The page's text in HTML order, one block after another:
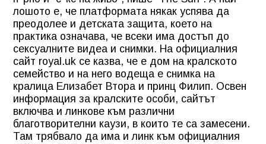
лошото е, че платформата някак успява да
преодолее и детската защита, което на
практика означава, че всеки има достъп до
сексуалните видеа и снимки. На официалния
сайт royal.uk се казва, че е дом на кралското
семейство и на него водеща е снимка на
кралица Елизабет Втора и принц Филип. Освен
информация за кралските особи, сайтът
включва и линкове към различни
благотворителни каузи, в които те са замесени.
Там трябвало да има и линк към официалния